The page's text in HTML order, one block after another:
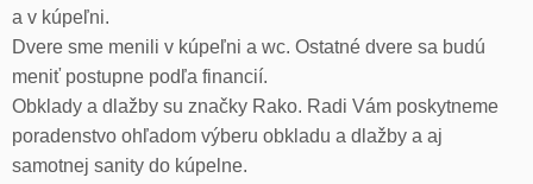
a v kúpeľni.
Dvere sme menili v kúpeľni a wc. Ostatné dvere sa budú
meniť postupne podľa financií.
Obklady a dlažby su značky Rako. Radi Vám poskytneme
poradenstvo ohľadom výberu obkladu a dlažby a aj
samotnej sanity do kúpelne.